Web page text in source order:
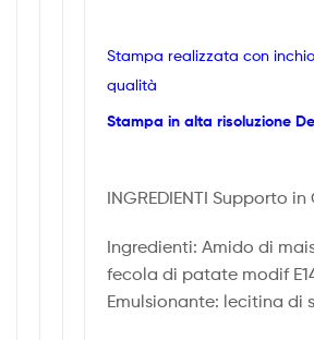
Stampa realizzata con
qualità
Stampa in alta risoluzione
INGREDIENTI Supporto in
Ingredienti: Amido di
fecola di patate modif
Emulsionante: lecitina di